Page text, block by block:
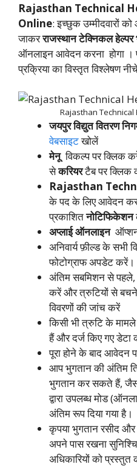
Rajasthan Technical
Online: इच्छुक उम्मीदवारों
जाकरराजस्थान टेक्निकल हेल्पर
ऑनलाइन आवेदन करना होगा ।
प्रक्रिया का विस्तृत विश्लेषण
Rajasthan Technical
जयपुर विद्युत वितरण
वेबसाइटखोलें
मेनूविकल्प पर क्लिक
सेकरियरटैब पर क्लिक
Rajasthan
के पद के लिए आवेदन
प्रकाशितनोटिफिकेशन
अप्लाई ऑनलाइन
अनिवार्य फ़ील्ड के सभी
फोटोग्राफ अपडेट करें।
अंतिम सबमिशन से पहले,
करें और त्रुटियों से बचने
विवरणों की जांच करें
किसी भी त्रुटि के
हैं और दर्ज किए गए
पूरा होने के बाद आवेदन
आप भुगतान की अंतिम
भुगतान कर सकते हैं,
द्वारा उपलब्ध मोड
अंतिम रूप दिया गया है।
कृपया भुगतान रसीद और
अपने पास रखना
अधिकारियों को